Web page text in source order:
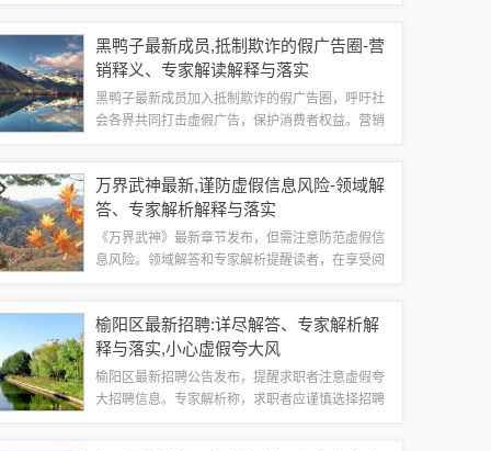
传手段，确保政策正确实施。该规定的出台，...
黑鸭子最新成员,抵制欺诈的假广告圈-营
销释义、专家解读解释与落实
黑鸭子最新成员加入抵制欺诈的假广告圈，呼吁社
会各界共同打击虚假广告，保护消费者权益。营销
律法规，加强监管力度，是打击虚假广告的关...
万界武神最新,谨防虚假信息风险-领域解
答、专家解析解释与落实​
《万界武神》最新章节发布，但需注意防范虚假信
息风险。领域解答和专家解析提醒读者，在享受阅
管，落实措施，保障读者的合法权益。读者应提...
榆阳区最新招聘:详尽解答、专家解析解
释与落实​,小心虚假夸大风
榆阳区最新招聘公告发布，提醒求职者注意虚假夸
大招聘信息。专家解析称，求职者应谨慎选择招聘